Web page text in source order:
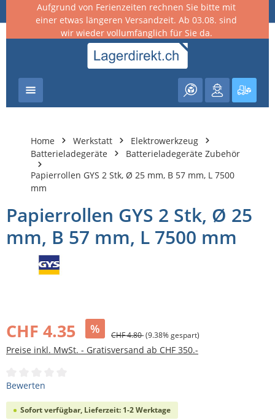
springen
Aufgrund von Ferienzeiten rechnen Sie bitte mit
einer etwas längeren Versandzeit. Ab 03.08. sind
wir wieder vollumfänglich für Sie da.
Home Werkstatt
Elektrowerkzeug
Batterieladegeräte
Batterieladegeräte Zubehör
Papierrollen GYS 2 Stk, Ø 25 mm, B 57 mm, L 7500
mm
Papierrollen GYS 2 Stk, Ø 25
mm, B 57 mm, L 7500 mm
CHF 4.35 % CHF 4.80(9.38% gespart)
Preise inkl. MwSt. - Gratisversand ab CHF 350.-
Durchschnittliche Bewertung von 0 von 5 Sternen
Bewerten
Sofort verfügbar, Lieferzeit: 1-2 Werktage